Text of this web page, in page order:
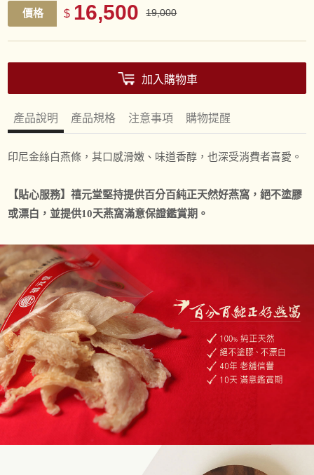
價格 $ 16,500 19,000
加入購物車
產品說明 產品規格 注意事項 購物提醒
印尼金絲白燕條，其口感滑嫩、味道香醇，也深受消費者喜愛。
【貼心服務】禧元堂堅持提供百分百純正天然好燕窩，絕不塗膠
或漂白，並提供10天燕窩滿意保證鑑賞期。